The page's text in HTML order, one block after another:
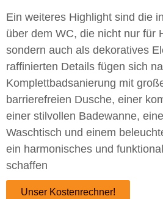
Ein weiteres Highlight sind die
über dem WC, die nicht nur für
sondern auch als dekoratives
raffinierten Details fügen sich
Komplettbadsanierung mit
barrierefreien Dusche, einer
einer stilvollen Badewanne,
Waschtisch und einem
ein harmonisches und
schaffen
Unser Kostenrechner!